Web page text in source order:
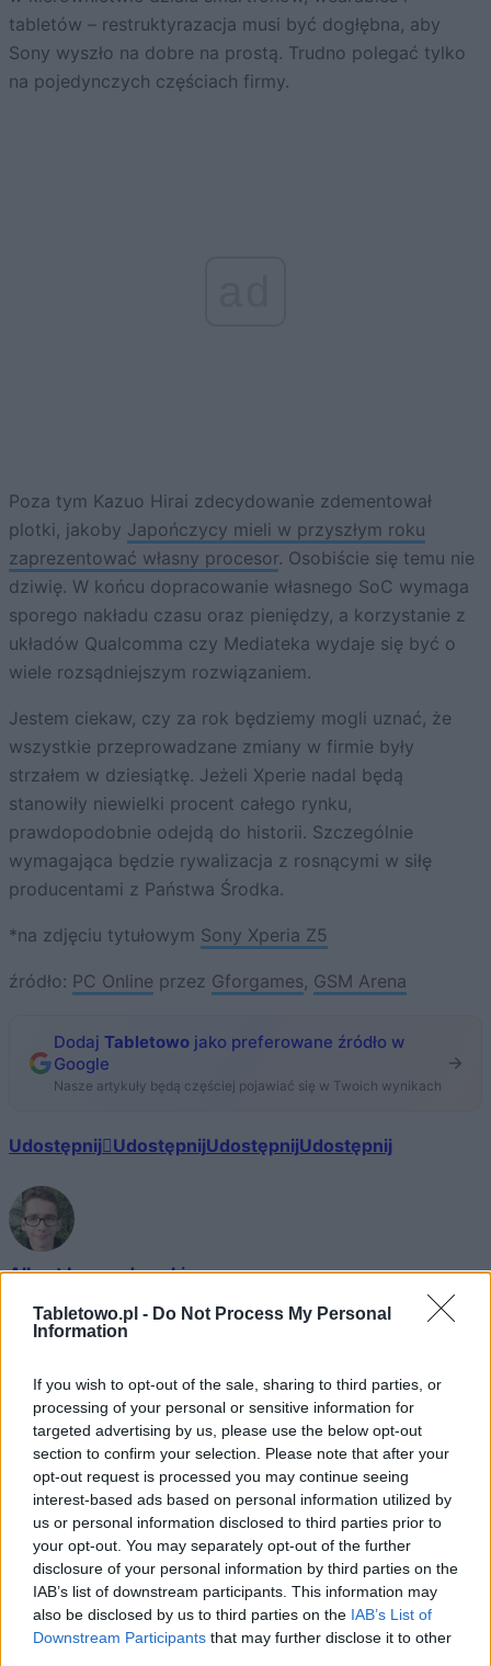
Tabletowo.pl - Do Not Process My Personal
Information
If you wish to opt-out of the sale, sharing to third parties, or
processing of your personal or sensitive information for
targeted advertising by us, please use the below opt-out
section to confirm your selection. Please note that after your
opt-out request is processed you may continue seeing
interest-based ads based on personal information utilized by
us or personal information disclosed to third parties prior to
your opt-out. You may separately opt-out of the further
disclosure of your personal information by third parties on the
IAB’s list of downstream participants. This information may
also be disclosed by us to third parties on the IAB’s List of
Downstream Participants that may further disclose it to other
tabletów – restruktyrazacja musi być dogłębna, aby
Sony wyszło na dobre na prostą. Trudno polegać tylko
na pojedynczych częściach firmy.
Poza tym Kazuo Hirai zdecydowanie zdementował
plotki, jakoby Japończycy mieli w przyszłym roku
zaprezentować własny procesor. Osobiście się temu nie
dziwię. W końcu dopracowanie własnego SoC wymaga
sporego nakładu czasu oraz pieniędzy, a korzystanie z
układów Qualcomma czy Mediateka wydaje się być o
wiele rozsądniejszym rozwiązaniem.
Jestem ciekaw, czy za rok będziemy mogli uznać, że
wszystkie przeprowadzane zmiany w firmie były
strzałem w dziesiątkę. Jeżeli Xperie nadal będą
stanowiły niewielki procent całego rynku,
prawdopodobnie odejdą do historii. Szczególnie
wymagająca będzie rywalizacja z rosnącymi w siłę
producentami z Państwa Środka.
*na zdjęciu tytułowym Sony Xperia Z5
źródło: PC Online przez Gforgames, GSM Arena
Dodaj Tabletowo jako preferowane źródło w
Google
Nasze artykuły będą częściej pojawiać się w Twoich wynikach
Udostępnij UdostępnijUdostępnijUdostępnij
Albert Lewandowski
Redaktor
Maniak absolutnie wszystkiego, co związane z
piszę o nowinkach ze świata mobile i hobbystycznie
zajmuję się fotografią.
© 2026 Tabletowo.pl. Wszelkie prawa zastrzeżone. K